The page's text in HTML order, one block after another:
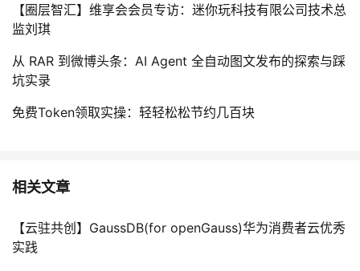
【圈层智汇】维享会会员专访：迷你玩科技有限公司技术总
监刘琪
从 RAR 到微博头条：AI Agent 全自动图文发布的探索与踩
坑实录
免费Token领取实操：轻轻松松节约几百块
相关文章
【云驻共创】GaussDB(for openGauss)华为消费者云优秀
实践